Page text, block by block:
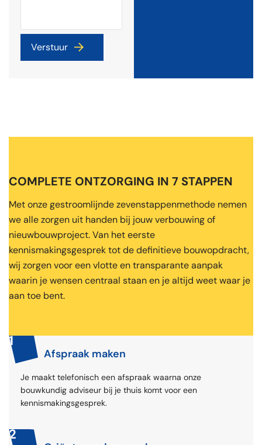
COMPLETE ONTZORGING IN 7 STAPPEN
Met onze gestroomlijnde zevenstappenmethode nemen
we alle zorgen uit handen bij jouw verbouwing of
nieuwbouwproject. Van het eerste
kennismakingsgesprek tot de definitieve bouwopdracht,
wij zorgen voor een vlotte en transparante aanpak
waarin je wensen centraal staan en je altijd weet waar je
aan toe bent.
1
Afspraak maken
Je maakt telefonisch een afspraak waarna onze
bouwkundig adviseur bij je thuis komt voor een
kennismakingsgesprek.
2